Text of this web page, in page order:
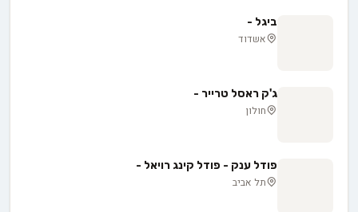
ביגל -
אשדוד
ג'ק ראסל טרייר -
חולון
פודל ענק - פודל קינג רויאל -
תל אביב